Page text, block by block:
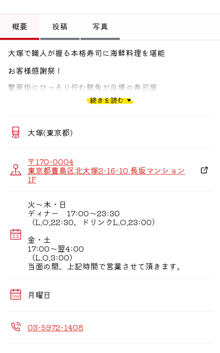
トップ
偏愛コミュニティ
投稿
偏愛記事
概要 投稿 写真
大塚で職人が握る本格寿司に海鮮料理を堪能
お客様感謝祭！
繁華街にひっそり佇む鮮魚が自慢の寿司屋
職人が握る旬魚の寿司や逸品料理をリーズナブルに愉しめ
豊洲から直送される朝獲れたて新鮮魚介の大ぶりネタを
職人の粋やおもてなしの心を込めて一貫一貫丁寧に握りま
◆素材味活かした創作料理を堪能
旬食材の本来の味を活かした職人の繊細な技が光ります♪
続きを読む
大塚(東京都)
〒170-0004
東京都豊島区北大塚2-16-10 長坂マンション
1F
火〜木・日
ディナー 17:00〜23:30
（L.O.22:30、ドリンクL.O.23:00）
金・土
17:00〜翌4:00
（L.O.3:00）
当面の間、上記時間で営業させて頂きます。
月曜日
03-5972-1408